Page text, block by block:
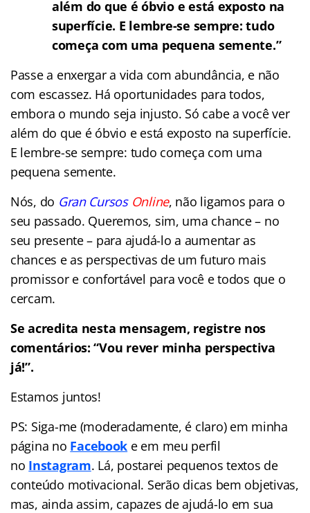
além do que é óbvio e está exposto na
superfície. E lembre-se sempre: tudo
começa com uma pequena semente.”
Passe a enxergar a vida com abundância, e não
com escassez. Há oportunidades para todos,
embora o mundo seja injusto. Só cabe a você ver
além do que é óbvio e está exposto na superfície.
E lembre-se sempre: tudo começa com uma
pequena semente.
Nós, do Gran Cursos Online, não ligamos para o
seu passado. Queremos, sim, uma chance – no
seu presente – para ajudá-lo a aumentar as
chances e as perspectivas de um futuro mais
promissor e confortável para você e todos que o
cercam.
Se acredita nesta mensagem, registre nos
comentários: “Vou rever minha perspectiva
já!”.
Estamos juntos!
PS: Siga-me (moderadamente, é claro) em minha
página no Facebook e em meu perfil
no Instagram. Lá, postarei pequenos textos de
conteúdo motivacional. Serão dicas bem objetivas,
mas, ainda assim, capazes de ajudá-lo em sua